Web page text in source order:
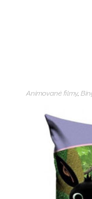
Animované filmy,